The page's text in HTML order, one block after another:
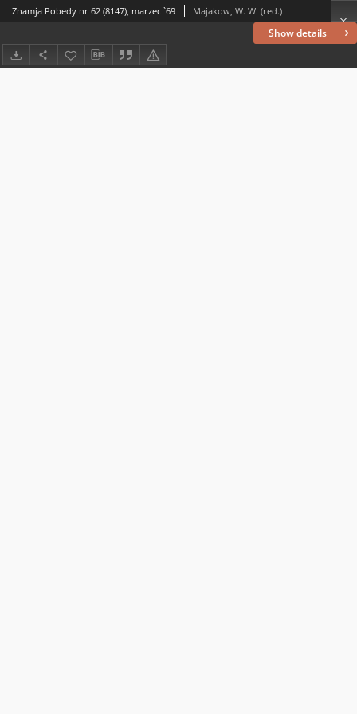
Show details
Znamja Pobedy nr 62 (8147), marzec `69 Majakow, W. W. (red.)